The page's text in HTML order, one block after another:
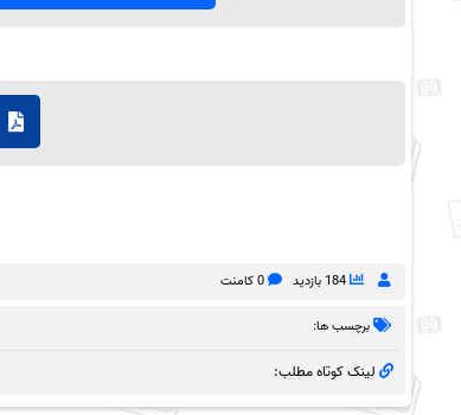
184 بازدید 0 کامنت
برچسب ها:
لینک کوتاه مطلب: